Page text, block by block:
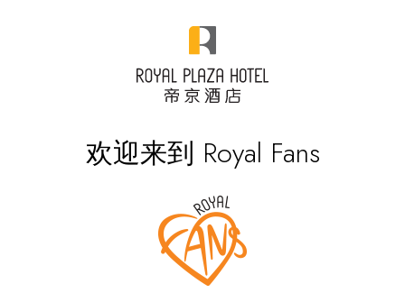
欢迎来到 Royal Fans